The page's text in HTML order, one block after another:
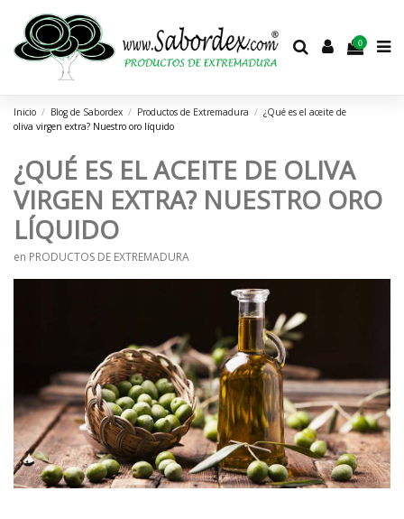
0
Inicio Blog de Sabordex Productos de Extremadura
¿Qué es el aceite de
oliva virgen extra? Nuestro oro líquido
¿QUÉ ES EL ACEITE DE OLIVA
VIRGEN EXTRA? NUESTRO ORO
LÍQUIDO
en PRODUCTOS DE EXTREMADURA